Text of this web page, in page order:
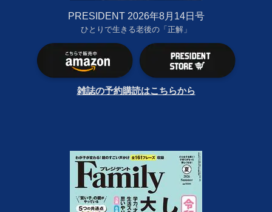
PRESIDENT 2026年8月14日号
ひとりで生きる老後の「正解」
雑誌の予約購読はこちらから